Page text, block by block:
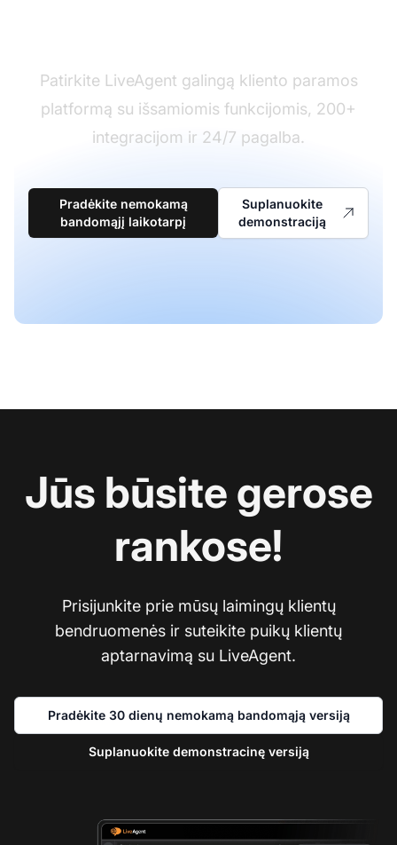
Patirkite LiveAgent galingą kliento paramos
platformą su išsamiomis funkcijomis, 200+
integracijom ir 24/7 pagalba.
Pradėkite nemokamą
bandomąjį laikotarpį
Suplanuokite
demonstraciją
Jūs būsite gerose
rankose!
Prisijunkite prie mūsų laimingų klientų
bendruomenės ir suteikite puikų klientų
aptarnavimą su LiveAgent.
Pradėkite 30 dienų nemokamą bandomąją versiją
Suplanuokite demonstracinę versiją